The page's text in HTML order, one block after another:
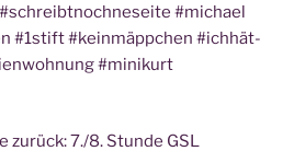
#micha­el
#1stift #kein­mäpp­chen #ich­hät­
#minik­urt
zurück: 7./8. Stun­de GSL